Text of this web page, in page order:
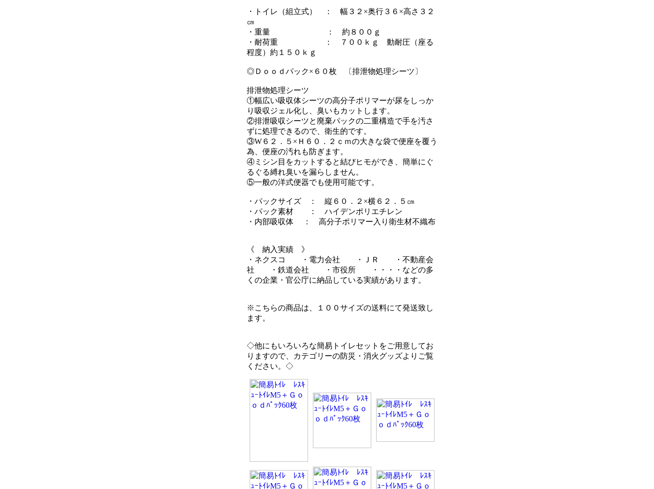
・トイレ（組立式） ： 幅３２×奥行３６×高さ３２
㎝
・重量 ： 約８００ｇ
・耐荷重 ： ７００ｋｇ 動耐圧（座る
程度）約１５０ｋｇ
◎Ｄｏｏｄパック×６０枚 〔排泄物処理シーツ〕
排泄物処理シーツ
①幅広い吸収体シーツの高分子ポリマーが尿をしっか
り吸収ジェル化し、臭いもカットします。
②排泄吸収シーツと廃棄パックの二重構造で手を汚さ
ずに処理できるので、衛生的です。
③W６２．５×Ｈ６０．２ｃｍの大きな袋で便座を覆う
為、便座の汚れも防ぎます。
④ミシン目をカットすると結びヒモができ、簡単にぐ
るぐる縛れ臭いを漏らしません。
⑤一般の洋式便器でも使用可能です。
・パックサイズ ： 縦６０．２×横６２．５㎝
・パック素材 ： ハイデンポリエチレン
・内部吸収体 ： 高分子ポリマー入り衛生材不織布
《 納入実績 》
・ネクスコ ・電力会社 ・ＪＲ ・不動産会
社 ・鉄道会社 ・市役所 ・・・・などの多
くの企業・官公庁に納品している実績があります。
※こちらの商品は、１００サイズの送料にて発送致し
ます。
◇他にもいろいろな簡易トイレセットをご用意してお
りますので、カテゴリーの防災・消火グッズよりご覧
ください。◇